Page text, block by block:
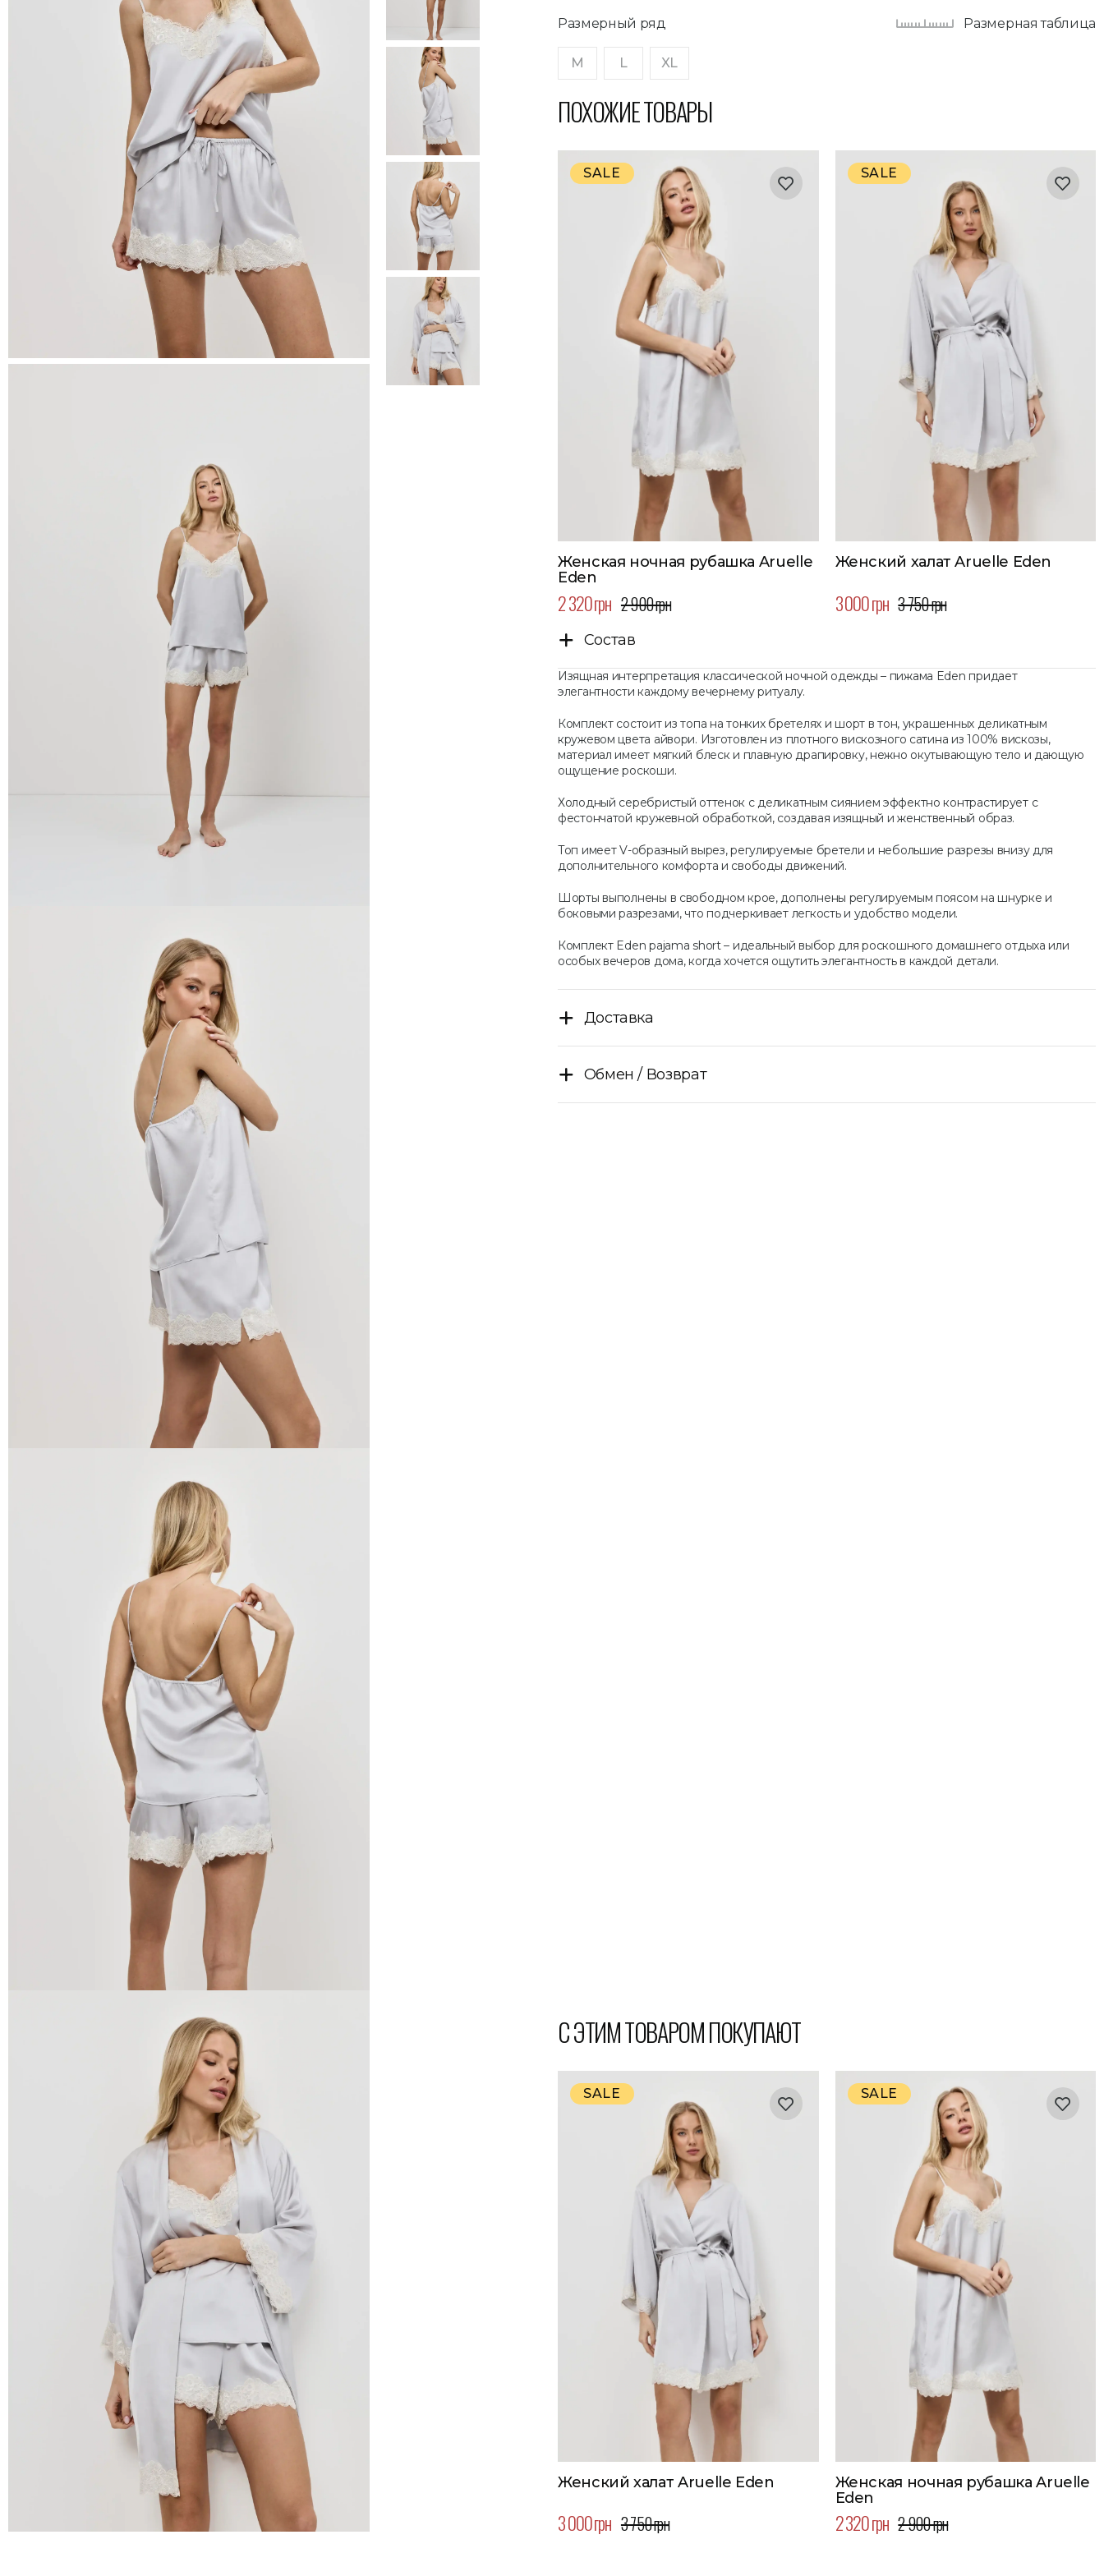
Размерный ряд Размерная таблица
M L XL
ПОХОЖИЕ ТОВАРЫ
SALE
Женская ночная рубашка Aruelle
Eden
2 320 грн 2 900 грн
SALE
Женский халат Aruelle Eden
3 000 грн 3 750 грн
Состав
Изящная интерпретация классической ночной одежды – пижама Eden придает
элегантности каждому вечернему ритуалу.
Комплект состоит из топа на тонких бретелях и шорт в тон, украшенных деликатным
кружевом цвета айвори. Изготовлен из плотного вискозного сатина из 100% вискозы,
материал имеет мягкий блеск и плавную драпировку, нежно окутывающую тело и дающую
ощущение роскоши.
Холодный серебристый оттенок с деликатным сиянием эффектно контрастирует с
фестончатой ​​кружевной обработкой, создавая изящный и женственный образ.
Топ имеет V-образный вырез, регулируемые бретели и небольшие разрезы внизу для
дополнительного комфорта и свободы движений.
Шорты выполнены в свободном крое, дополнены регулируемым поясом на шнурке и
боковыми разрезами, что подчеркивает легкость и удобство модели.
Комплект Eden pajama short – идеальный выбор для роскошного домашнего отдыха или
особых вечеров дома, когда хочется ощутить элегантность в каждой детали.
Доставка
Обмен / Возврат
С ЭТИМ ТОВАРОМ ПОКУПАЮТ
SALE
Женский халат Aruelle Eden
3 000 грн 3 750 грн
SALE
Женская ночная рубашка Aruelle
Eden
2 320 грн 2 900 грн